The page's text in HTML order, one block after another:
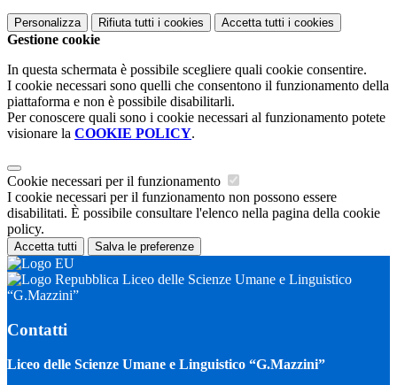
Personalizza Rifiuta tutti i cookies Accetta tutti i cookies
Gestione cookie
In questa schermata è possibile scegliere quali cookie consentire.
I cookie necessari sono quelli che consentono il funzionamento della
piattaforma e non è possibile disabilitarli.
Per conoscere quali sono i cookie necessari al funzionamento potete
visionare la COOKIE POLICY.
Cookie necessari per il funzionamento
I cookie necessari per il funzionamento non possono essere
disabilitati. È possibile consultare l'elenco nella pagina della cookie
policy.
Accetta tutti Salva le preferenze
Liceo delle Scienze Umane e Linguistico
“G.Mazzini”
Contatti
Liceo delle Scienze Umane e Linguistico “G.Mazzini”